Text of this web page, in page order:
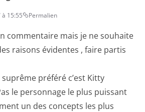
15:55 Permalien
commentaire mais je ne souhaite
raisons évidentes , faire partis
préféré c’est Kitty
le personnage le plus puissant
un des concepts les plus